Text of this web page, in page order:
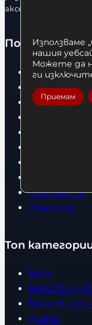
аксесоари.
Полезно
Начало
Нови
Общи
Контакти
Статии
Топ
Бокс
Боксови
Боксови
Дрехи
Използваме
нашия
Можете да
ги
Приемам